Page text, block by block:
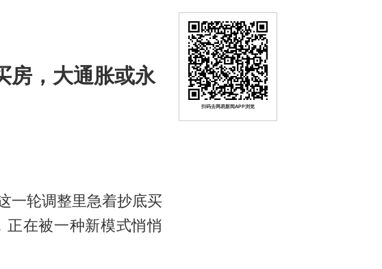
房，大通胀或永
一轮调整里急着抄底买
正在被一种新模式悄悄
扫码去网易新闻APP浏览